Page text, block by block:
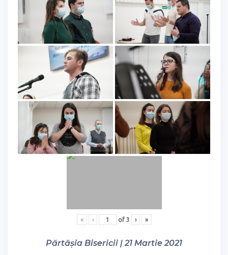
« ‹ of 3 › »
Părtășia Bisericii | 21 Martie 2021